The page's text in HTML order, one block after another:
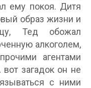
ему покоя. Дитя
образ жизни и
Тед обожал
алкоголем,
агентами
загадок он не
с ними